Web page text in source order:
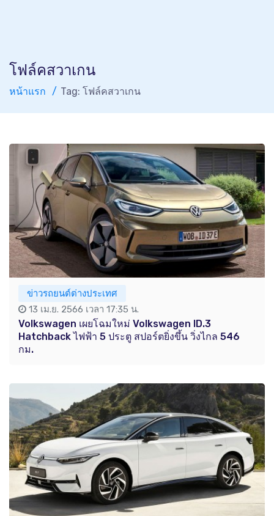
โฟล์คสวาเกน
หน้าแรก Tag: โฟล์คสวาเกน
ข่าวรถยนต์ต่างประเทศ
13 เม.ย. 2566 เวลา 17:35 น.
Volkswagen เผยโฉมใหม่ Volkswagen ID.3
Hatchback ไฟฟ้า 5 ประตู สปอร์ตยิ่งขึ้น วิ่งไกล 546
กม.